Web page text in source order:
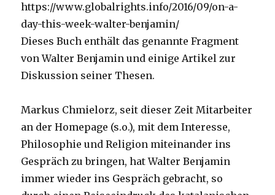
https://www.globalrights.info/2016/09/on-a-
day-this-week-walter-benjamin/
Dieses Buch enthält das genannte Fragment
von Walter Benjamin und einige Artikel zur
Diskussion seiner Thesen.
Markus Chmielorz, seit dieser Zeit Mitarbeiter
an der Homepage (s.o.), mit dem Interesse,
Philosophie und Religion miteinander ins
Gespräch zu bringen, hat Walter Benjamin
immer wieder ins Gespräch gebracht, so